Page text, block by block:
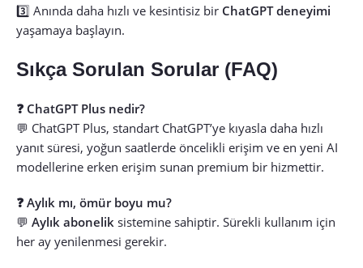
3️⃣ Anında daha hızlı ve kesintisiz bir ChatGPT deneyimi
yaşamaya başlayın.
Sıkça Sorulan Sorular (FAQ)
❓ ChatGPT Plus nedir?
💬 ChatGPT Plus, standart ChatGPT’ye kıyasla daha hızlı
yanıt süresi, yoğun saatlerde öncelikli erişim ve en yeni AI
modellerine erken erişim sunan premium bir hizmettir.
❓ Aylık mı, ömür boyu mu?
💬 Aylık abonelik sistemine sahiptir. Sürekli kullanım için
her ay yenilenmesi gerekir.